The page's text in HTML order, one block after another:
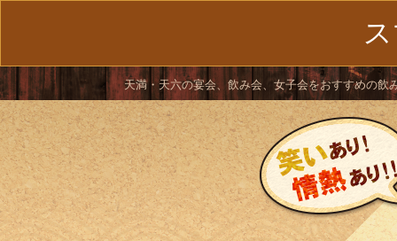
天満・天六の宴会、飲み会、女子会をおすすめの飲